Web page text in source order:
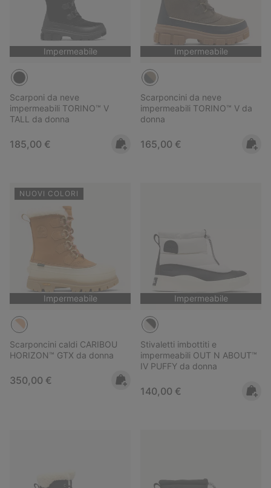
Impermeabile
Scarponi da neve
impermeabili TORINO™ V
TALL da donna
Regular price:
185,00 €
Impermeabile
Scarponcini da neve
impermeabili TORINO™ V da
donna
Regular price:
165,00 €
NUOVI COLORI
Impermeabile
Scarponcini caldi CARIBOU
HORIZON™ GTX da donna
Regular price:
350,00 €
Impermeabile
Stivaletti imbottiti e
impermeabili OUT N ABOUT™
IV PUFFY da donna
Regular price:
140,00 €